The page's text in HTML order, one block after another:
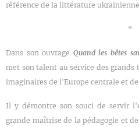
référence de la littérature
*
Dans son ouvrage Quand les bêtes
met son talent au service des
imaginaires de l'Europe centrale et
Il y démontre son souci de servir
grande maîtrise de la pédagogie et